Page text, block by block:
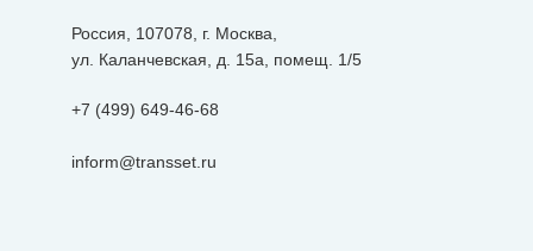
КОНТАКТЫ
Россия, 107078, г. Москва,
ул. Каланчевская, д. 15а, помещ. 1/5
+7 (499) 649-46-68
inform@transset.ru